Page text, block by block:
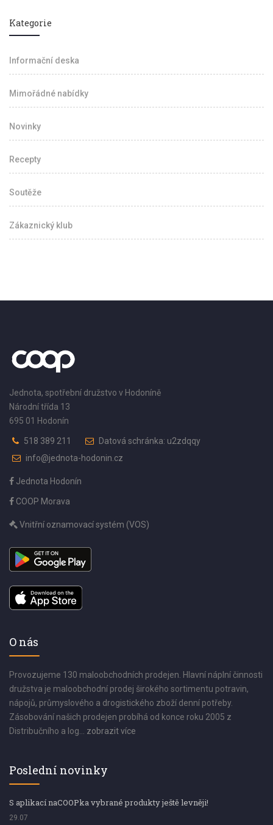
Kategorie
Informační deska
Mimořádné nabídky
Novinky
Recepty
Soutěže
Zákaznický klub
Jednota, spotřební družstvo v Hodoníně
Národní třída 13
695 01 Hodonín
518 389 211
Datová schránka: u2zdqqy
info@jednota-hodonin.cz
Jednota Hodonín
COOP Morava
Vnitřní oznamovací systém (VOS)
O nás
Provozujeme 130 maloobchodních prodejen. Hlavní náplní činnosti
družstva je maloobchodní prodej širokého sortimentu potravin,
nápojů, průmyslového a drogistického zboží denní potřeby.
Zásobování našich prodejen probíhá od konce roku 2005 z
Distribučního a log... zobrazit více
Poslední novinky
S aplikací naCOOPka vybrané produkty ještě levněji!
29.07